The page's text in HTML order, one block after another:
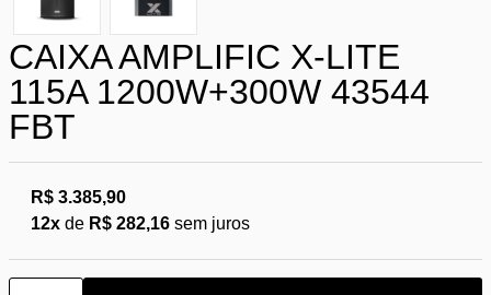
CAIXA AMPLIFIC X-LITE
115A 1200W+300W 43544
FBT
R$ 3.385,90
12x de R$ 282,16 sem juros